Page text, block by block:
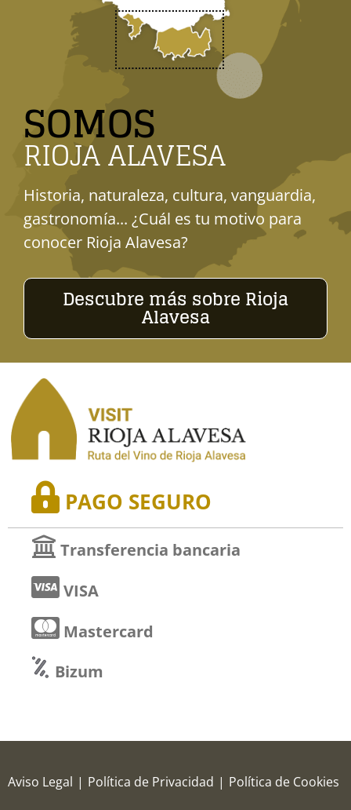
SOMOS
RIOJA ALAVESA
Historia, naturaleza, cultura, vanguardia,
gastronomía... ¿Cuál es tu motivo para
conocer Rioja Alavesa?
Descubre más sobre Rioja
Alavesa
PAGO SEGURO
Transferencia bancaria
VISA
Mastercard
Bizum
Aviso Legal | Política de Privacidad | Política de Cookies